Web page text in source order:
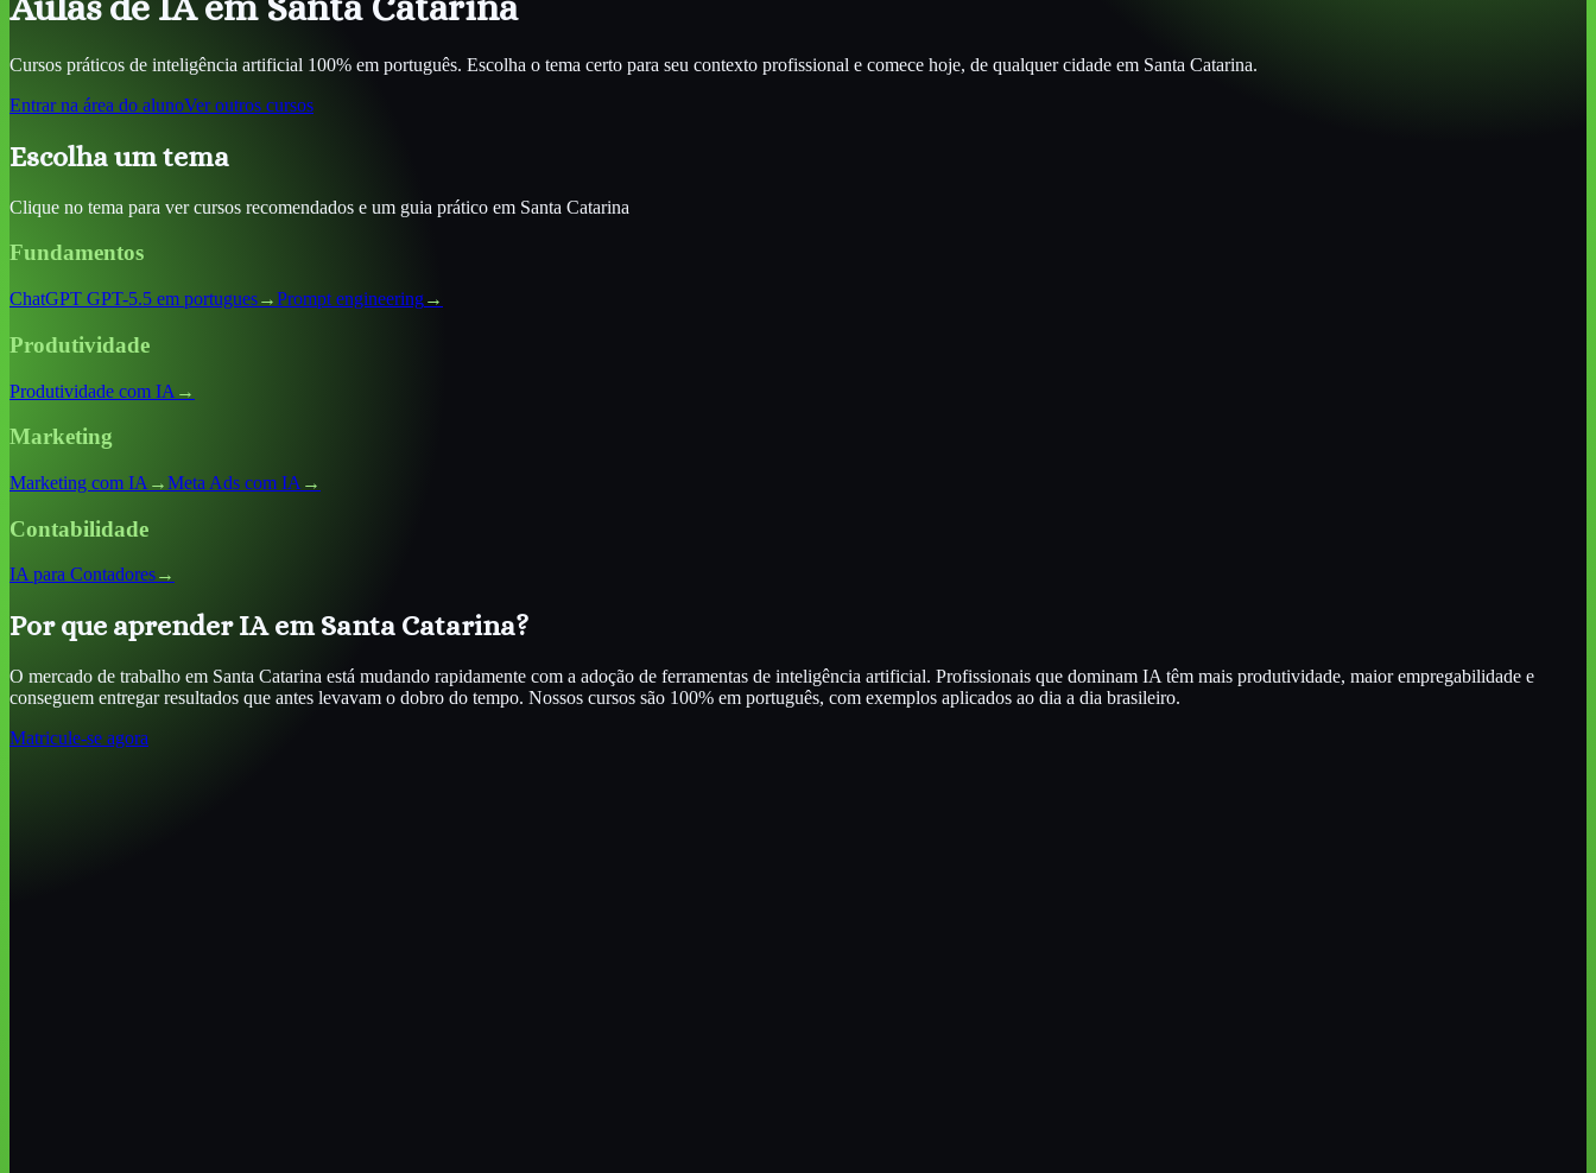
Cursos práticos de inteligência artificial 100% em português. Escolha o tema certo para seu contexto profissional e comece hoje, de qualquer cidade em Santa Catarina.
Entrar na área do alunoVer outros cursos
Escolha um tema
Clique no tema para ver cursos recomendados e um guia prático em Santa Catarina
Fundamentos
ChatGPT GPT-5.5 em portugues→Prompt engineering→
Produtividade
Produtividade com IA →
Marketing
Marketing com IA →Meta Ads com IA →
Contabilidade
IA para Contadores→
Por que aprender IAem Santa Catarina?
O mercado de trabalho em Santa Catarina está mudando rapidamente com a adoção de ferramentas de inteligência artificial. Profissionais que dominam IA têm mais produtividade, maior empregabilidade e
conseguem entregar resultados que antes levavam o dobro do tempo. Nossos cursos são 100% em português, com exemplos aplicados ao dia a dia brasileiro.
Matricule-se agora